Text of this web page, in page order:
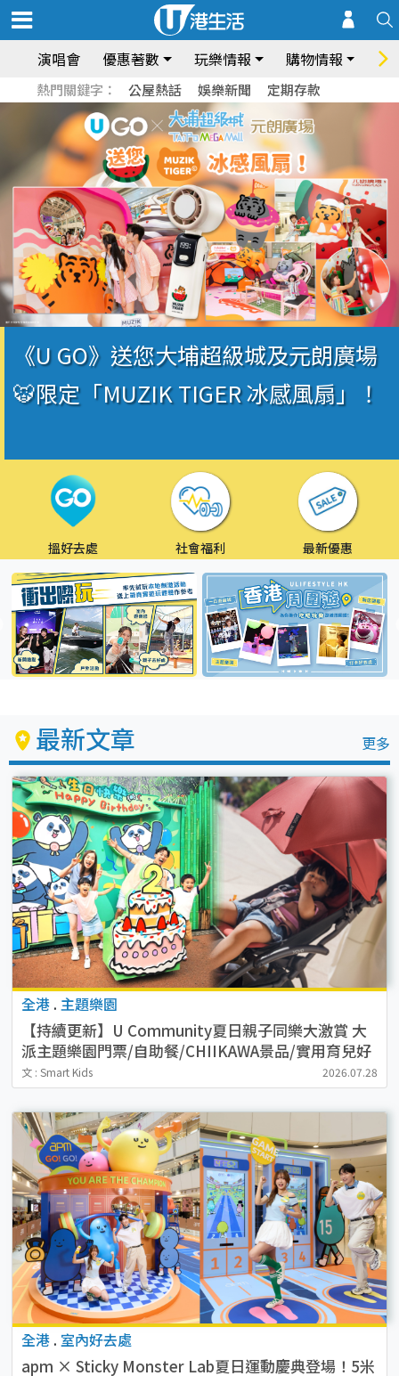
演唱會 優惠著數 玩樂情報 購物情報 飲
熱門關鍵字： 公屋熱話 娛樂新聞 定期存款
《U GO》送您大埔超級城及元朗廣場
🐯限定「MUZIK TIGER 冰感風扇」！
搵好去處 社會福利 最新優惠
最新文章 更多
全港 . 主題樂園
【持續更新】U Community夏日親子同樂大激賞 大
派主題樂園門票/自助餐/CHIIKAWA景品/實用育兒好
物
文 : Smart Kids 2026.07.28
全港 . 室內好去處
apm × Sticky Monster Lab夏日運動慶典登場！5米